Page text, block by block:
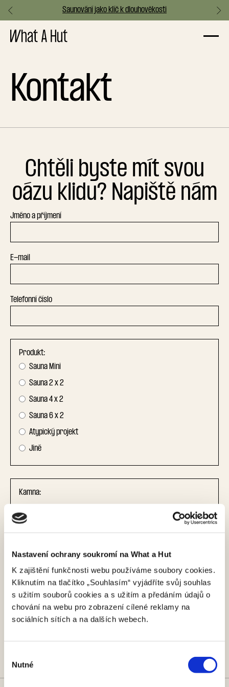
Nastavení ochrany soukromí na What a Hut
K zajištění funkčnosti webu používáme soubory cookies.
Kliknutím na tlačítko „Souhlasím“ vyjádříte svůj souhlas
s užitím souborů cookies a s užitím a předáním údajů o
chování na webu pro zobrazení cílené reklamy na
sociálních sítích a na dalších webech.
souhlasu
Nutné
Saunování jako klíč k dlouhověkosti
Slide 3 of 3.
Kontakt
Chtěli byste mít svou
oázu klidu? Napiště nám
Jméno a příjmení
E-mail
Telefonní číslo
Produkt:
Sauna Mini
Sauna 2 x 2
Sauna 4 x 2
Sauna 6 x 2
Atypický projekt
Jiné
Kamna:
Elektrická
Zpráva